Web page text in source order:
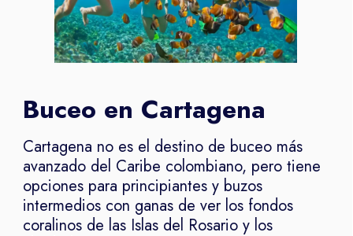
Buceo en Cartagena
Cartagena no es el destino de buceo más
avanzado del Caribe colombiano, pero tiene
opciones para principiantes y buzos
intermedios con ganas de ver los fondos
coralinos de las Islas del Rosario y los